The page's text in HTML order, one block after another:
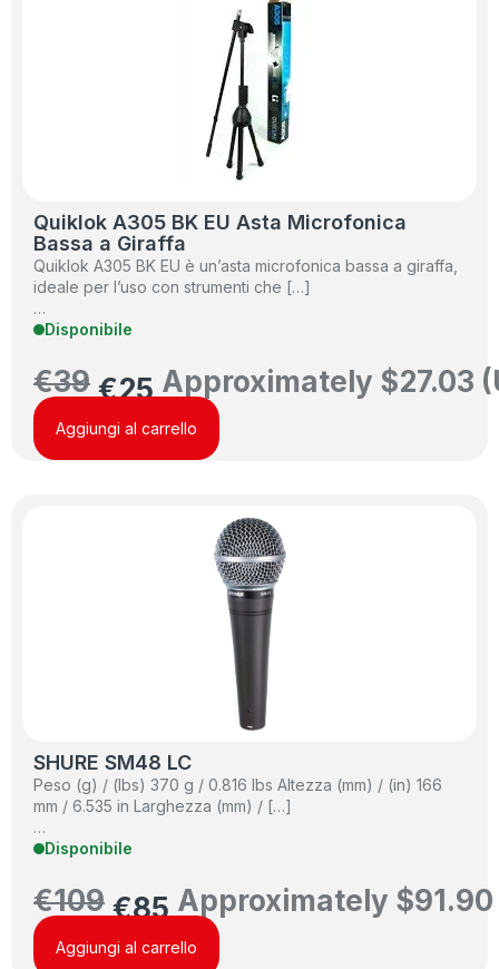
Quiklok A305 BK EU Asta Microfonica
Bassa a Giraffa
Quiklok A305 BK EU è un’asta microfonica bassa a giraffa,
ideale per l’uso con strumenti che […]
…
Disponibile
€39 €25 Approximately $27.03
Aggiungi al carrello
SHURE SM48 LC
Peso (g) / (lbs) 370 g / 0.816 lbs Altezza (mm) / (in) 166
mm / 6.535 in Larghezza (mm) / […]
…
Disponibile
€109 €85 Approximately $91.90
Aggiungi al carrello